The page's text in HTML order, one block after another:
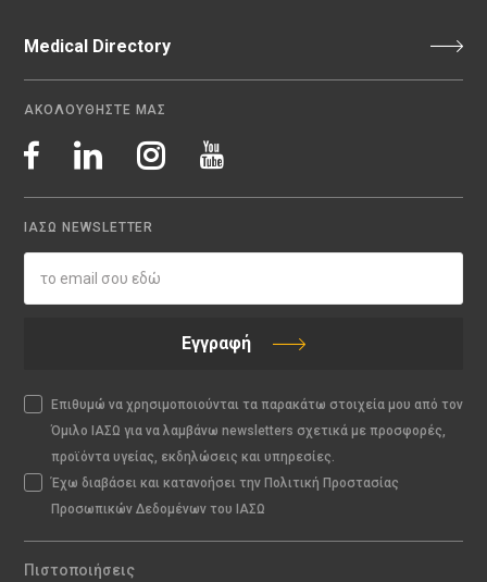
Medical Directory
ΑΚΟΛΟΥΘΗΣΤΕ ΜΑΣ
ΙΑΣΩ NEWSLETTER
Εγγραφή
Επιθυμώ να χρησιμοποιούνται τα παρακάτω στοιχεία μου από τον
Όμιλο ΙΑΣΩ για να λαμβάνω newsletters σχετικά με προσφορές,
προϊόντα υγείας, εκδηλώσεις και υπηρεσίες.
Έχω διαβάσει και κατανοήσει την Πολιτική Προστασίας
Προσωπικών Δεδομένων του ΙΑΣΩ
Πιστοποιήσεις